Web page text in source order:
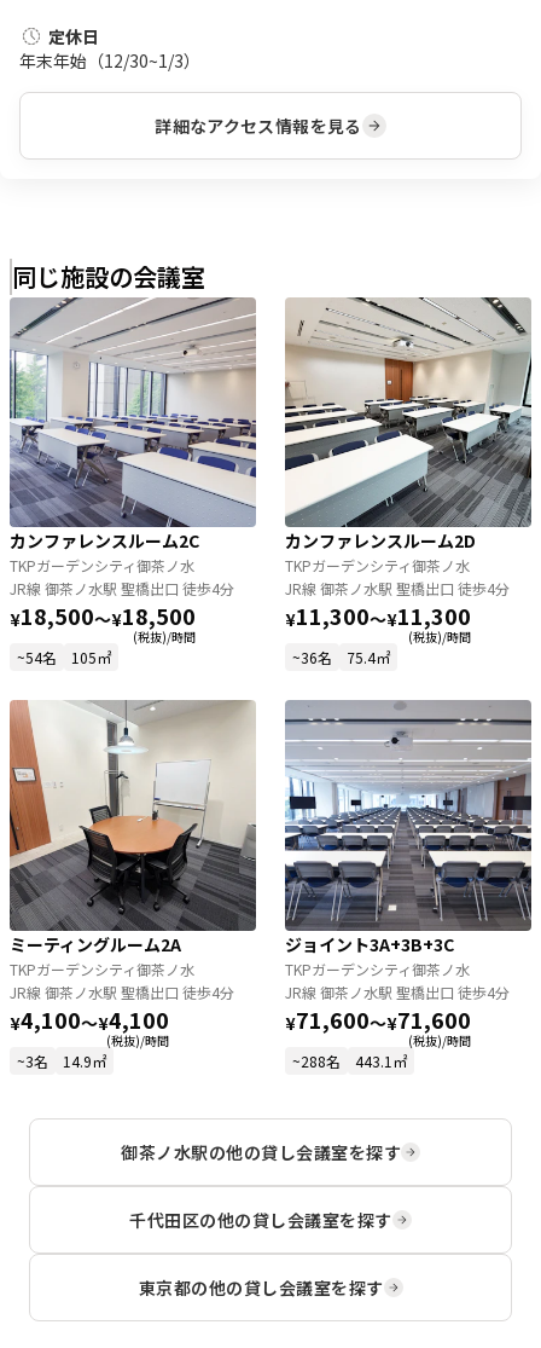
定休日
年末年始（12/30~1/3）
詳細なアクセス情報を見る
同じ施設の会議室
カンファレンスルーム2C
TKPガーデンシティ御茶ノ水
JR線 御茶ノ水駅 聖橋出口 徒歩4分
¥18,500〜¥18,500
(税抜)/時間
~54名 105㎡
カンファレンスルーム2D
TKPガーデンシティ御茶ノ水
JR線 御茶ノ水駅 聖橋出口 徒歩4分
¥11,300〜¥11,300
(税抜)/時間
~36名 75.4㎡
ミーティングルーム2A
TKPガーデンシティ御茶ノ水
JR線 御茶ノ水駅 聖橋出口 徒歩4分
¥4,100〜¥4,100
(税抜)/時間
~3名 14.9㎡
ジョイント3A+3B+3C
TKPガーデンシティ御茶ノ水
JR線 御茶ノ水駅 聖橋出口 徒歩4分
¥71,600〜¥71,600
(税抜)/時間
~288名 443.1㎡
御茶ノ水駅の他の貸し会議室を探す
千代田区の他の貸し会議室を探す
東京都の他の貸し会議室を探す